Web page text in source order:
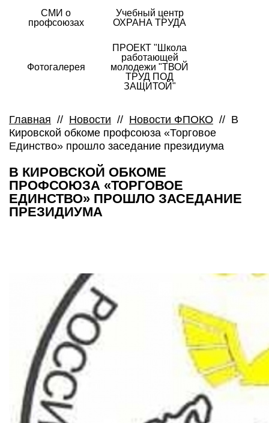
СМИ о
профсоюзах
Учебный центр
ОХРАНА ТРУДА
Фотогалерея
ПРОЕКТ "Школа
работающей
молодежи "ТВОЙ
ТРУД ПОД
ЗАЩИТОЙ"
Главная // Новости // Новости ФПОКО // В
Кировской обкоме профсоюза «Торговое
Единство» прошло заседание президиума
В КИРОВСКОЙ ОБКОМЕ
ПРОФСОЮЗА «ТОРГОВОЕ
ЕДИНСТВО» ПРОШЛО ЗАСЕДАНИЕ
ПРЕЗИДИУМА